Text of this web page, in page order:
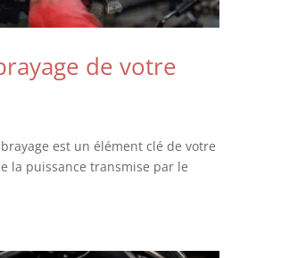
de votre
est un élément clé de votre
la puissance transmise par le